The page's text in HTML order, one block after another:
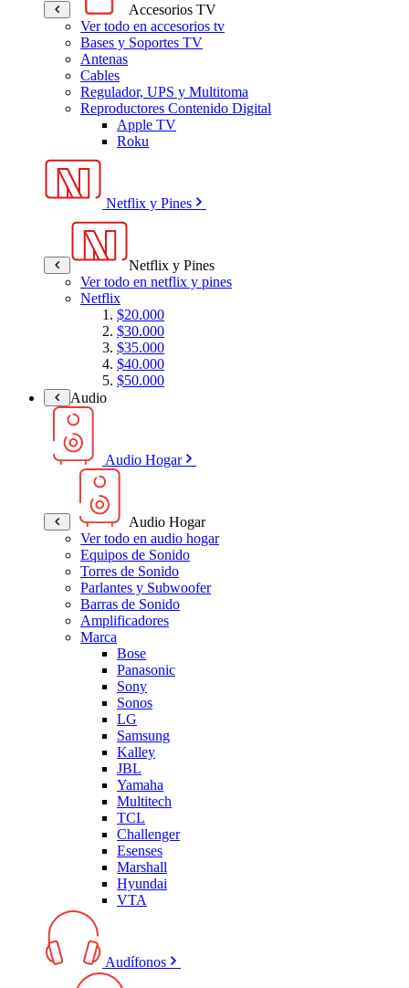
Accesorios TV
Ver todo en accesorios tv
Bases y Soportes TV
Antenas
Cables
Regulador, UPS y Multitoma
Reproductores Contenido Digital
Apple TV
Roku
Netflix y Pines
Netflix y Pines
Ver todo en netflix y pines
Netflix
$20.000
$30.000
$35.000
$40.000
$50.000
Audio
Audio Hogar
Audio Hogar
Ver todo en audio hogar
Equipos de Sonido
Torres de Sonido
Parlantes y Subwoofer
Barras de Sonido
Amplificadores
Marca
Bose
Panasonic
Sony
Sonos
LG
Samsung
Kalley
JBL
Yamaha
Multitech
TCL
Challenger
Esenses
Marshall
Hyundai
VTA
Audífonos